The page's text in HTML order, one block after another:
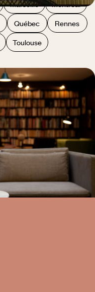
Marseille
Montréal
Québec
Rennes
Toulouse